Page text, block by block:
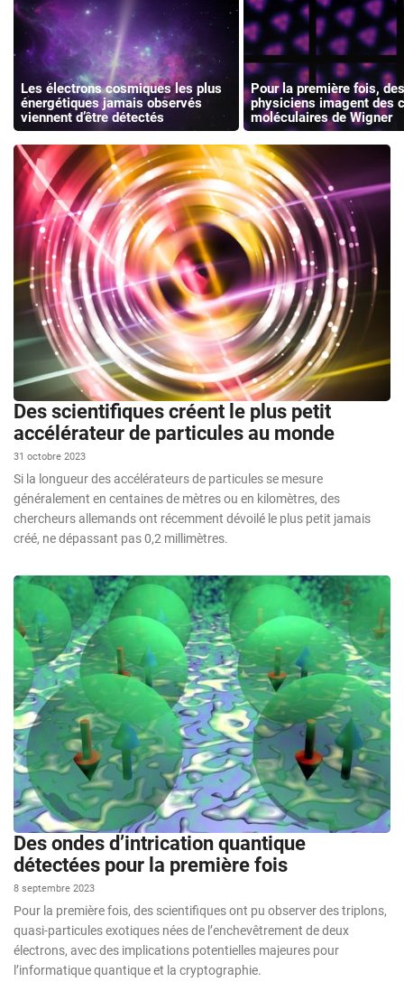
Les électrons cosmiques les plus
énergétiques jamais observés
viennent d’être détectés
Pour la première fois, des
physiciens imagent des
moléculaires de Wigner
Des scientifiques créent le plus petit
accélérateur de particules au monde
31 octobre 2023
Si la longueur des accélérateurs de particules se mesure
généralement en centaines de mètres ou en kilomètres, des
chercheurs allemands ont récemment dévoilé le plus petit jamais
créé, ne dépassant pas 0,2 millimètres.
Des ondes d’intrication quantique
détectées pour la première fois
8 septembre 2023
Pour la première fois, des scientifiques ont pu observer des triplons,
quasi-particules exotiques nées de l’enchevêtrement de deux
électrons, avec des implications potentielles majeures pour
l’informatique quantique et la cryptographie.